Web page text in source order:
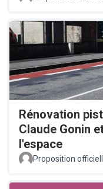
Rénovation
Claude Gonin
l'espace
Proposition